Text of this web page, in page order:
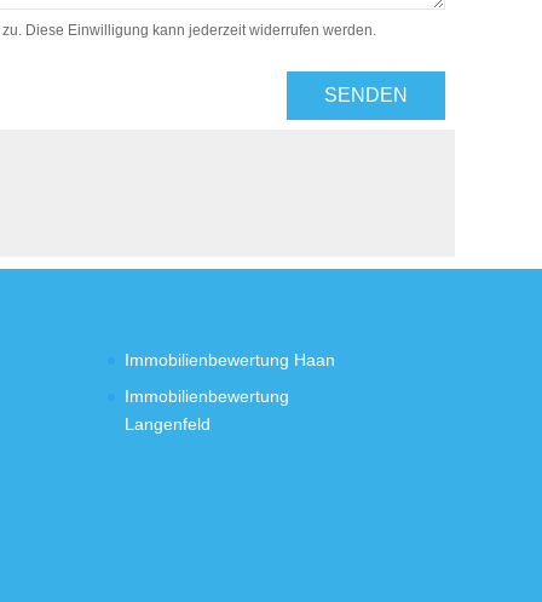
Diese Einwilligung kann jederzeit widerrufen werden.
SENDEN
Immobilienbewertung Haan
Immobilienbewertung
Langenfeld